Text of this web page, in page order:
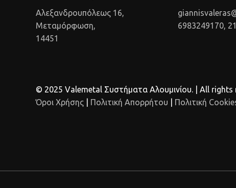
Αλεξανδρουπόλεως 16,
Μεταμόρφωση,
14451
6983249170,
© 2025 Valemetal Συστήματα Αλουμινίου. | All rights
Όροι Χρήσης
Πολιτική Απορρήτου Πολιτική